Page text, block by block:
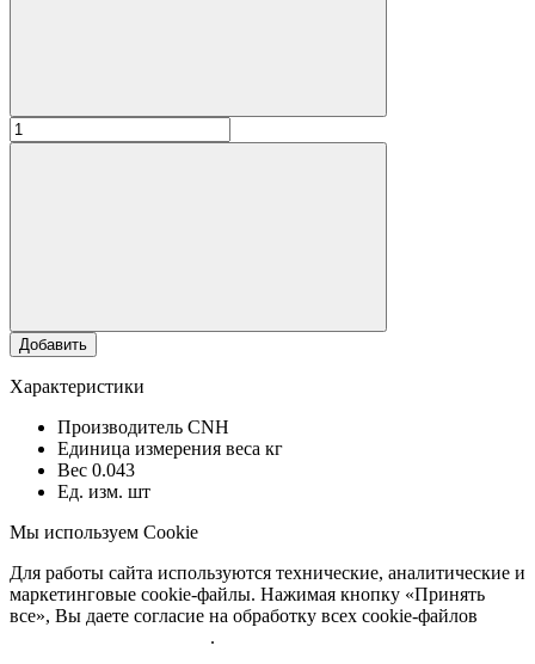
Добавить
Характеристики
Производитель CNH
Единица измерения веса кг
Вес 0.043
Ед. изм. шт
Мы используем Cookie
Для работы сайта используются технические, аналитические и
маркетинговые cookie-файлы. Нажимая кнопку «Принять
все», Вы даете согласие на обработку всех cookie-файлов
.